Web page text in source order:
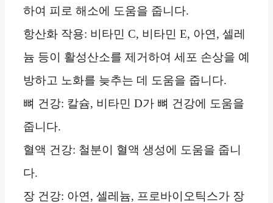
하여 피로 해소에 도움을 줍니다.
항산화 작용: 비타민 C, 비타민 E, 아연, 셀레
늄 등이 활성산소를 제거하여 세포 손상을 예
방하고 노화를 늦추는 데 도움을 줍니다.
뼈 건강: 칼슘, 비타민 D가 뼈 건강에 도움을
줍니다.
혈액 건강: 철분이 혈액 생성에 도움을 줍니
다.
장 건강: 아연, 셀레늄, 프로바이오틱스가 장